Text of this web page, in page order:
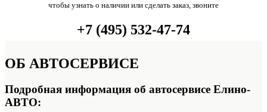
чтобы узнать о наличии или сделать заказ, звоните
+7 (495) 532-47-74
ОБ АВТОСЕРВИСЕ
Подробная информация об автосервисе Елино-
АВТО: